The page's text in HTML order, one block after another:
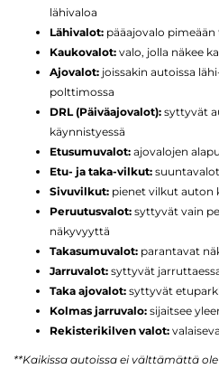
lähivaloa
Lähivalot: pääajovalo
Kaukovalot: valo, jolla näkee
Ajovalot: joissakin autoissa
polttimossa
DRL (Päiväajovalot): syttyvät
käynnistyessä
Etusumuvalot: ajovalojen
Etu- ja taka-vilkut:
Sivuvilkut: pienet vilkut auton
Peruutusvalot: syttyvät vain
näkyvyyttä
Takasumuvalot: parantavat
Jarruvalot: syttyvät
Taka ajovalot: syttyvät
Kolmas jarruvalo: sijaitsee
Rekisterikilven valot:
**Kaikissa autoissa ei välttämättä